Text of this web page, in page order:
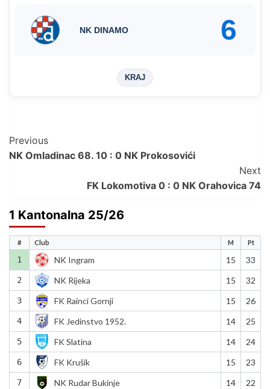
NK DINAMO 6
KRAJ
Post
Navigation
Previous
NK Omladinac 68. 10 : 0 NK Prokosovići
Next
FK Lokomotiva 0 : 0 NK Orahovica 74
1 Kantonalna 25/26
# Club M Pt
1 NK Ingram 15 33
2 NK Rijeka 15 32
3 FK Rainci Gornji 15 26
4 FK Jedinstvo 1952. 14 25
5 FK Slatina 14 24
6 FK Krušik 15 23
7 NK Rudar Bukinje 14 22